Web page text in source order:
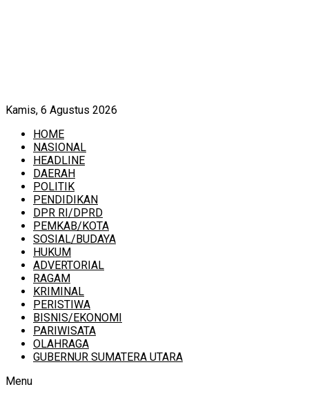
Kamis, 6 Agustus 2026
HOME
NASIONAL
HEADLINE
DAERAH
POLITIK
PENDIDIKAN
DPR RI/DPRD
PEMKAB/KOTA
SOSIAL/BUDAYA
HUKUM
ADVERTORIAL
RAGAM
KRIMINAL
PERISTIWA
BISNIS/EKONOMI
PARIWISATA
OLAHRAGA
GUBERNUR SUMATERA UTARA
Menu